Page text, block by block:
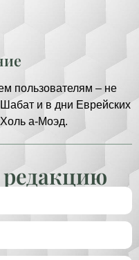
пользователям – не
и в дни Еврейских
а-Моэд.